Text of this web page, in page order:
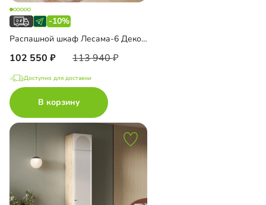
-10%
Распашной шкаф Лесама-6 Декор 1
102 550 113 940
Доступно для доставки
В корзину